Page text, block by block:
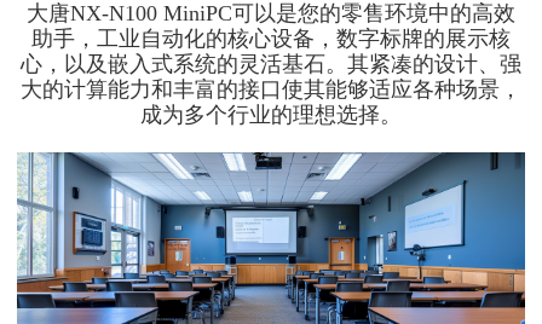
大唐NX-N100 MiniPC可以是您的零售环境中的高效
助手，工业自动化的核心设备，数字标牌的展示核
心，以及嵌入式系统的灵活基石。其紧凑的设计、强
大的计算能力和丰富的接口使其能够适应各种场景，
成为多个行业的理想选择。